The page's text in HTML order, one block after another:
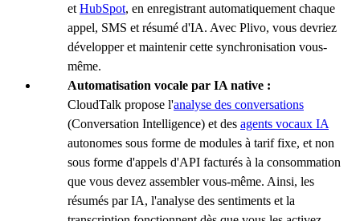
et HubSpot, en enregistrant automatiquement chaque
appel, SMS et résumé d'IA. Avec Plivo, vous devriez
développer et maintenir cette synchronisation vous-
même.
Automatisation vocale par IA native :
CloudTalk propose l'analyse des conversations
(Conversation Intelligence) et des agents vocaux IA
autonomes sous forme de modules à tarif fixe, et non
sous forme d'appels d'API facturés à la consommation
que vous devez assembler vous-même. Ainsi, les
résumés par IA, l'analyse des sentiments et la